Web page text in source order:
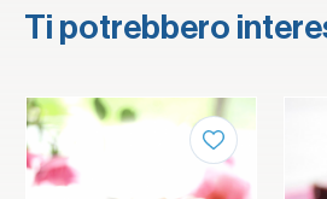
Ti potrebbero